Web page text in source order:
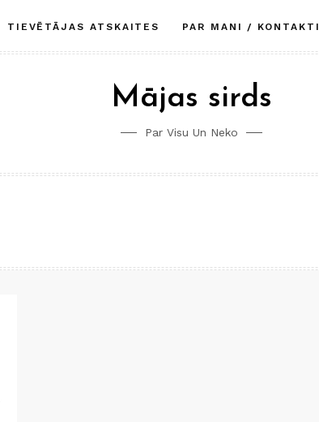
TIEVĒTĀJAS ATSKAITES PAR MANI / KONTAKTI
Mājas sirds
Par Visu Un Neko